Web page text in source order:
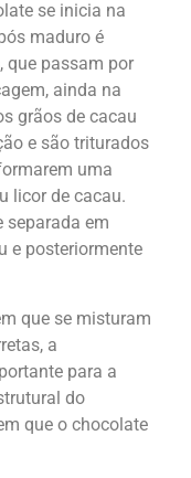
se inicia na
maduro é
que passam por
ainda na
grãos de cacau
e são triturados
uma
licor de cacau.
separada em
e posteriormente
que se misturam
a
para a
do
que o chocolate